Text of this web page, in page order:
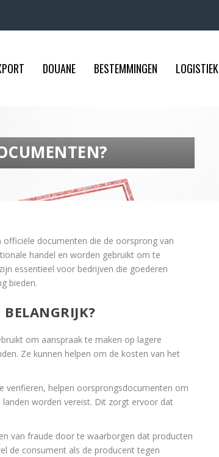
DOUANE BESTEMMINGEN
documenten die de oorsprong van
handel en worden gebruikt om te
essentieel voor bedrijven die goederen
bieden.
om aanspraak te maken op lagere
Ze kunnen helpen om de kosten van het
verifiëren, helpen oorsprongsdocumenten om
worden vereist. Dit zorgt ervoor dat
van fraude door te waarborgen dat producten
de consument als de producent tegen